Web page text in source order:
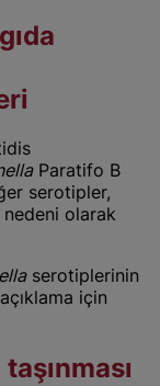
Paratifo B
serotipler,
olarak
serotiplerinin
için